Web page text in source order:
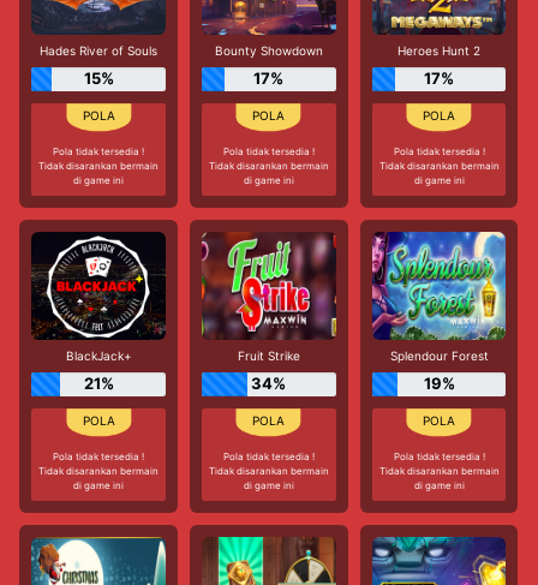
Hades River of Souls
15%
Pola tidak tersedia !
Tidak disarankan bermain
di game ini
Bounty Showdown
17%
Pola tidak tersedia !
Tidak disarankan bermain
di game ini
Heroes Hunt 2
17%
Pola tidak tersedia !
Tidak disarankan bermain
di game ini
BlackJack+
21%
Pola tidak tersedia !
Tidak disarankan bermain
di game ini
Fruit Strike
34%
Pola tidak tersedia !
Tidak disarankan bermain
di game ini
Splendour Forest
19%
Pola tidak tersedia !
Tidak disarankan bermain
di game ini